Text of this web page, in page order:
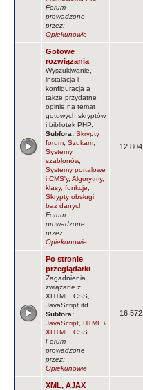
Forum
prowadzone
przez:
Opiekunowie
Gotowe
rozwiązania
Wyszukiwanie,
instalacja i
konfiguracja a
także przydatne
opinie na temat
gotowych skryptów
i bibliotek PHP.
Subfora: Skrypty
forum Szukam
Systemy
szablonów,
Systemy portalowe
i CMS'y, Algorytmy,
klasy, funkcje
Skrypty obsługi
baz danych
Forum
prowadzone
przez:
Opiekunowie
12 804
Po stronie
przeglądarki
Zagadnienia
związane z
XHTML, CSS,
JavaScript itd.
Subfora:
JavaScript HTML \
XHTML
CSS
Forum
prowadzone
przez:
Opiekunowie
16 572
XML, AJAX